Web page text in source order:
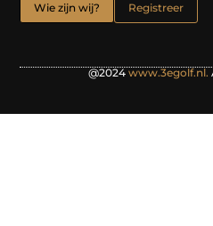
Wie zijn wij? Registreer
@2024www.3egolf.nl.